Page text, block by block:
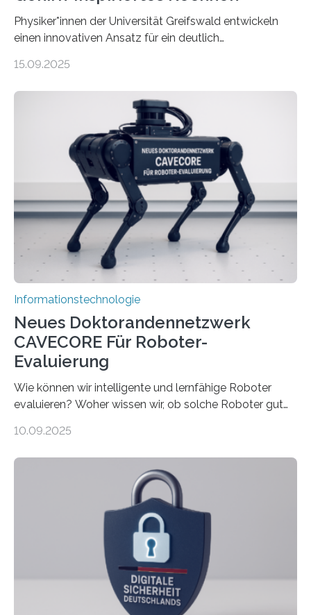
Physiker*innen der Universität Greifswald entwickeln
einen innovativen Ansatz für ein deutlich
Lösungsweg ist inspiriert vom menschlichen Gehirn. Die
stellt die heutige Computertechnik vor
Herausforderungen. Herkömmliche Silizium-
Prozessoren stoßen an ihre Grenzen: Sie verbrauchen
viel Energie, die Speicher- und Verarbeitungseinheiten
sind voneinander getrennt und die Datenübertragung
bremst komplexe Anwendungen aus. Da KI-Modelle
immer größer werden und riesige Datenmengen
verarbeiten müssen, steigt der Bedarf an neuen
Rechenarchitekturen. Neben Quantencomputern
rücken dabei insbesondere…
15.09.2025
Informationstechnologie
Neues Doktorandennetzwerk
CAVECORE Für Roboter-
Evaluierung
Wie können wir intelligente und lernfähige Roboter
evaluieren? Woher wissen wir, ob solche Roboter gut
sich CAVECORE – ein neues Marie Skłodowska-Curie
koordiniert wird. Ab dem 1. September werden sich
über einen Zeitraum von vier Jahren insgesamt 15
Promovierende im Rahmen von CAVECORE mit
kognitiven Robotern beschäftigen – also mit Robotern,
die mittels Sensoren ihre Umgebung erfassen,
Informationen verarbeiten und häufig auch mit…
10.09.2025